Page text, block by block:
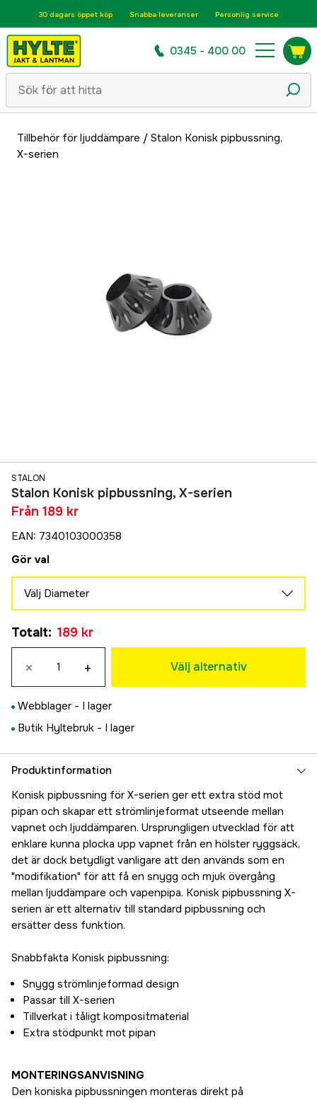
30 dagars öppet köp Snabba leveranser Personlig service
0345 - 400 00
Tillbehör för ljuddämpare / Stalon Konisk pipbussning,
X-serien
STALON
Stalon Konisk pipbussning, X-serien
Från 189 kr
EAN: 7340103000358
Gör val
Välj Diameter
189 kr
22,5mm
195 kr
189 kr
Totalt: 189 kr
× + Välj alternativ
Webblager - I lager
Butik Hyltebruk - I lager
Produktinformation
Konisk pipbussning för X-serien ger ett extra stöd mot
pipan och skapar ett strömlinjeformat utseende mellan
vapnet och ljuddämparen. Ursprungligen utvecklad för att
enklare kunna plocka upp vapnet från en hölster ryggsäck,
det är dock betydligt vanligare att den används som en
"modifikation" för att få en snygg och mjuk övergång
mellan ljuddämpare och vapenpipa. Konisk pipbussning X-
serien är ett alternativ till standard pipbussning och
ersätter dess funktion.
Snabbfakta Konisk pipbussning:
Snygg strömlinjeformad design
Passar till X-serien
Tillverkat i tåligt kompositmaterial
Extra stödpunkt mot pipan
MONTERINGSANVISNING
Den koniska pipbussningen monteras direkt på